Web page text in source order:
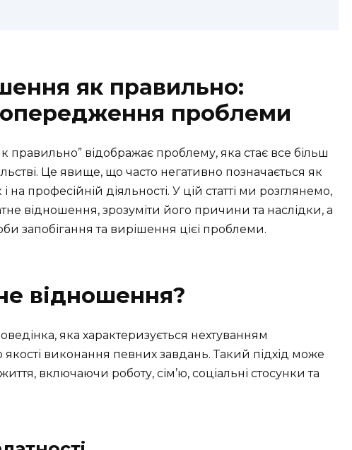
як правильно:
проблеми
правильно” відображає проблему, яка стає все більш
Це явище, що часто негативно позначається як
на професійній діяльності. У цій статті ми розглянемо,
відношення, зрозуміти його причини та наслідки, а
запобігання та вирішення цієї проблеми.
відношення?
яка характеризується нехтуванням
виконання певних завдань. Такий підхід може
включаючи роботу, сім’ю, соціальні стосунки та